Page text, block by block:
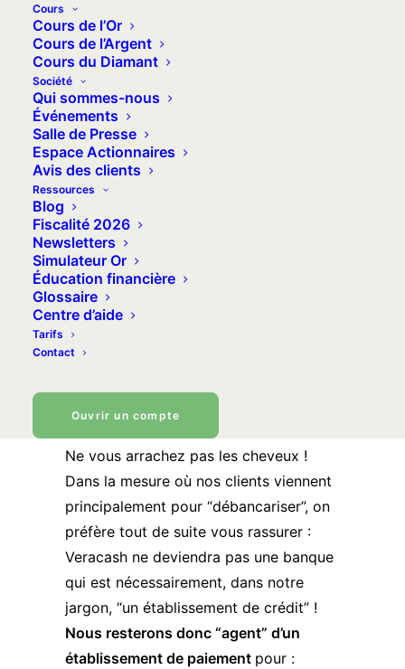
Cours
Cours de l’Or
Cours de l’Argent
Cours du Diamant
Société
Qui sommes-nous
Événements
Salle de Presse
Espace Actionnaires
Avis des clients
Ressources
Blog
Fiscalité 2026
Newsletters
Simulateur Or
Éducation financière
Glossaire
Centre d’aide
Tarifs
Contact
Ouvrir un compte
Sommaire
Pourquoi “lever des fonds” ?
Que va financer cette levée de fonds de
2,5 millions ?
Les trois premiers paliers ont été
franchis
Lever des fonds c’est bien, être déjà
rentable c’est encore mieux
Veracash poursuit sa croissance
Pourquoi réserver l’exclusivité à nos
utilisateurs ?
Modalités de l’opération
Documents officiels
Ne vous arrachez pas les cheveux !
Dans la mesure où nos clients viennent
principalement pour “débancariser”, on
préfère tout de suite vous rassurer :
Veracash ne deviendra pas une banque
qui est nécessairement, dans notre
jargon, “un établissement de crédit” !
Nous resterons donc “agent” d’un
établissement de paiement pour :